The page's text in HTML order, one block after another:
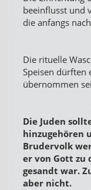
beeinflusst und
die anfangs
Die rituelle
Speisen dürften
übernommen
Die Juden
hinzugehören
Brudervolk
er von Gott zu
gesandt war.
aber nicht.